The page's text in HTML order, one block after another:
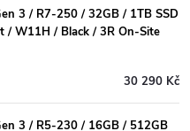
3 / R7-250 / 32GB / 1TB SSD
W11H / Black / 3R On-Site
30 290 Kč
3 / R5-230 / 16GB / 512GB